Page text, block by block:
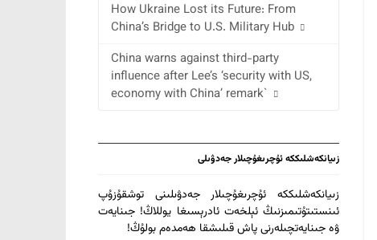
How Ukraine Lost its Future: From
China’s Bridge to U.S. Military Hub
China warns against third-party
influence after Lee’s ‘security with US,
economy with China’ remark`
زىيانكەشلىككە ئۇچرىغۇچىلار جەدۋىلى
زىيانكەشلىككە ئۇچرىغۇچىلار جەدۋىلىنى توشقۇزۇپ
ئىنستىتۇتىمىزنىڭ ئېلخەت ئادرېسىغا يوللاڭ! جىنايەت
ۋە جىنايەتچىلەرنى پاش قىلىشقا ھەمدەم بولۇڭ!